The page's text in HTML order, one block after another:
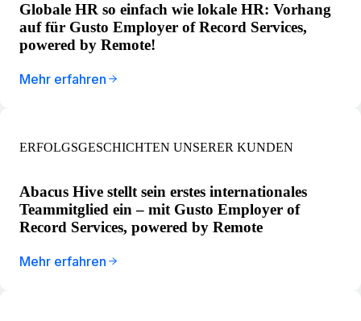
Globale HR so einfach wie lokale HR: Vorhang
auf für Gusto Employer of Record Services,
powered by Remote!
Mehr erfahren
ERFOLGSGESCHICHTEN UNSERER KUNDEN
Abacus Hive stellt sein erstes internationales
Teammitglied ein – mit Gusto Employer of
Record Services, powered by Remote
Mehr erfahren